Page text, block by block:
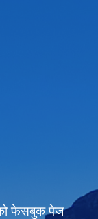
फेसबुक पेज